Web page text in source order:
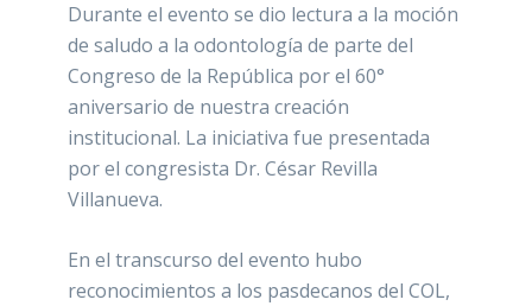
Durante el evento se dio lectura a la moción
de saludo a la odontología de parte del
Congreso de la República por el 60°
aniversario de nuestra creación
institucional. La iniciativa fue presentada
por el congresista Dr. César Revilla
Villanueva.
En el transcurso del evento hubo
reconocimientos a los pasdecanos del COL,